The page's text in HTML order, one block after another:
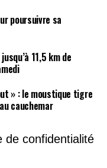
poursuivre sa
11,5 km de
» : le moustique tigre
cauchemar
de confidentialité